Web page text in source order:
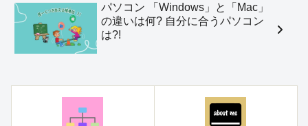
パソコン 「Windows」と「Mac」
の違いは何? 自分に合うパソコン
は?!